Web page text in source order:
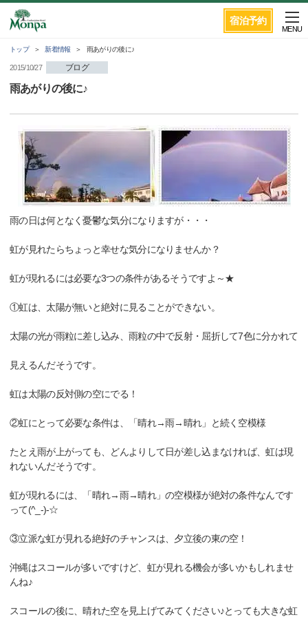
宿泊予約
MENU
トップ 新着情報 雨あがりの後に♪
2015/10/27 ブログ
雨あがりの後に♪
雨の日は何となく憂鬱な気分になりますが・・・
虹が見れたらちょっと幸せな気分になりませんか？
虹が現れるには必要な3つの条件があるそうですよ～★
①虹は、太陽が無いと絶対に見ることができない。
太陽の光が雨粒に差し込み、雨粒の中で反射・屈折して7色に分かれて
見えるんだそうです。
虹は太陽の反対側の空にでる！
②虹にとって必要な条件は、「晴れ→雨→晴れ」と続く空模様
たとえ雨が上がっても、どんよりして日が差し込まなければ、虹は現
れないんだそうです。
虹が現れるには、「晴れ→雨→晴れ」の空模様が絶対の条件なんです
って(^_-)-☆
③立派な虹が見れる絶好のチャンスは、夕立後の東の空！
沖縄はスコールが多いですけど、虹が見れる機会が多いかもしれませ
んね♪
スコールの後に、晴れた空を見上げてみてください♪とっても大きな虹